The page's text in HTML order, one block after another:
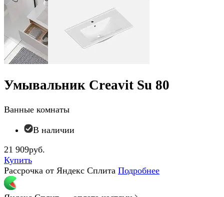
Умывальник Creavit Su 80
Ванные комнаты
В наличии
21 909руб.
Купить
Рассрочка от Яндекс Сплита Подробнее